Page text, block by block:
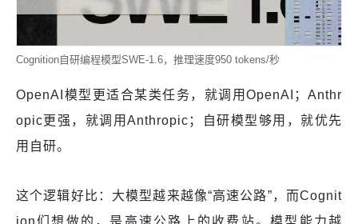
Cognition自研编程模型SWE-1.6，推理速度950 tokens/秒
OpenAI模型更适合某类任务，就调用OpenAI；Anthr
opic更强，就调用Anthropic；自研模型够用，就优先
用自研。
这个逻辑好比：大模型越来越像“高速公路”，而Cognit
ion们想做的，是高速公路上的收费站。模型能力越